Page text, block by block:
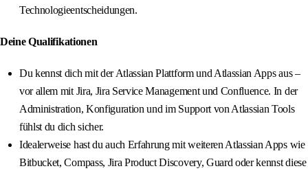
Technologieentscheidungen.
Deine Qualifikationen
Du kennst dich mit der Atlassian Plattform und Atlassian Apps aus –
vor allem mit Jira, Jira Service Management und Confluence. In der
Administration, Konfiguration und im Support von Atlassian Tools
fühlst du dich sicher.
Idealerweise hast du auch Erfahrung mit weiteren Atlassian Apps wie
Bitbucket, Compass, Jira Product Discovery, Guard oder kennst diese